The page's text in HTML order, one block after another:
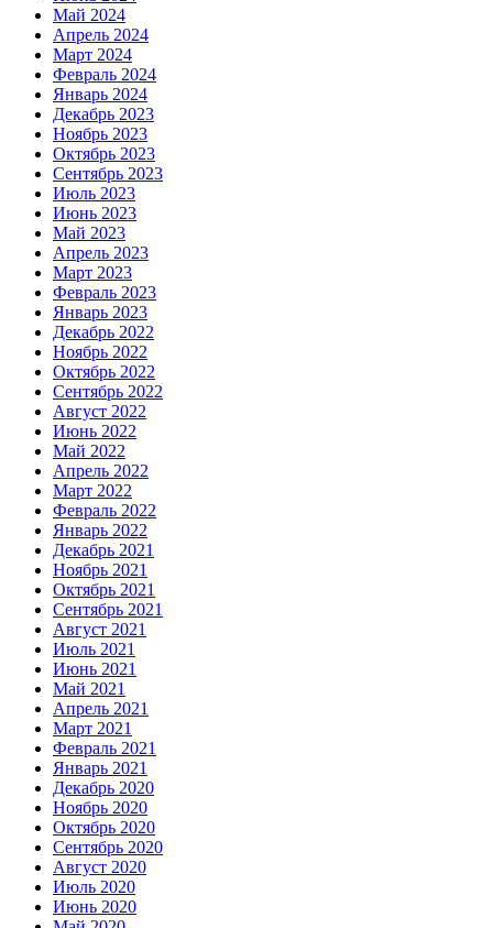
Май 2024
Апрель 2024
Март 2024
Февраль 2024
Январь 2024
Декабрь 2023
Ноябрь 2023
Октябрь 2023
Сентябрь 2023
Июль 2023
Июнь 2023
Май 2023
Апрель 2023
Март 2023
Февраль 2023
Январь 2023
Декабрь 2022
Ноябрь 2022
Октябрь 2022
Сентябрь 2022
Август 2022
Июнь 2022
Май 2022
Апрель 2022
Март 2022
Февраль 2022
Январь 2022
Декабрь 2021
Ноябрь 2021
Октябрь 2021
Сентябрь 2021
Август 2021
Июль 2021
Июнь 2021
Май 2021
Апрель 2021
Март 2021
Февраль 2021
Январь 2021
Декабрь 2020
Ноябрь 2020
Октябрь 2020
Сентябрь 2020
Август 2020
Июль 2020
Июнь 2020